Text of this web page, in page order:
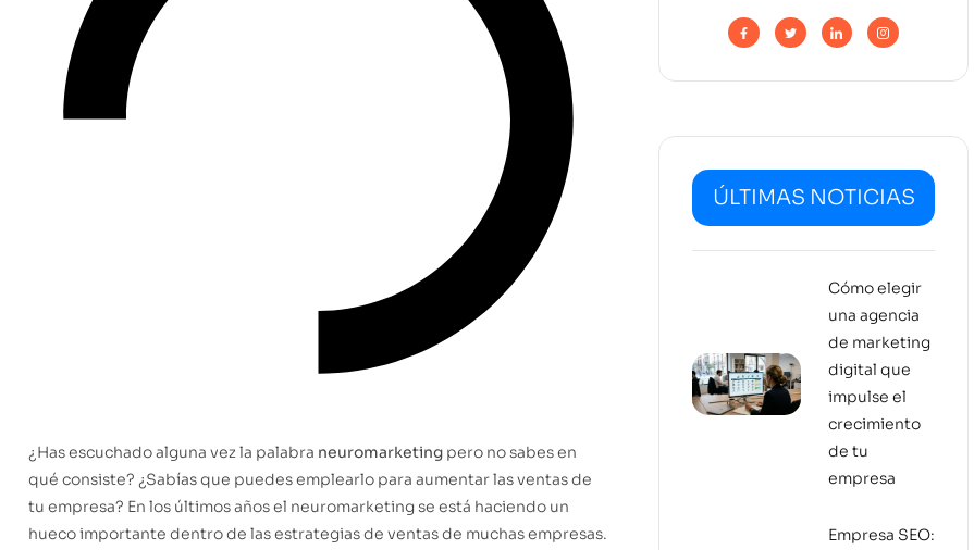
¿Has escuchado alguna vez la palabra neuromarketing pero no sabes en
qué consiste? ¿Sabías que puedes emplearlo para aumentar las ventas de
tu empresa? En los últimos años el neuromarketing se está haciendo un
hueco importante dentro de las estrategias de ventas de muchas empresas.
ÚLTIMAS NOTICIAS
Cómo elegir
una agencia
de marketing
digital que
impulse el
crecimiento
de tu
empresa
Empresa SEO: